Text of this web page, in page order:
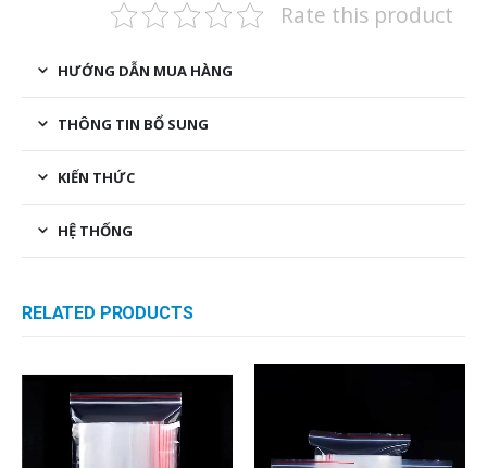
Rate this product
HƯỚNG DẪN MUA HÀNG
THÔNG TIN BỔ SUNG
KIẾN THỨC
HỆ THỐNG
RELATED PRODUCTS